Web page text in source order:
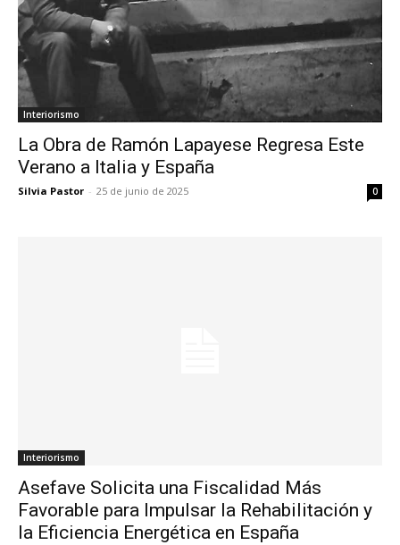
Interiorismo
La Obra de Ramón Lapayese Regresa Este
Verano a Italia y España
Silvia Pastor - 25 de junio de 2025 0
Interiorismo
Asefave Solicita una Fiscalidad Más
Favorable para Impulsar la Rehabilitación y
la Eficiencia Energética en España